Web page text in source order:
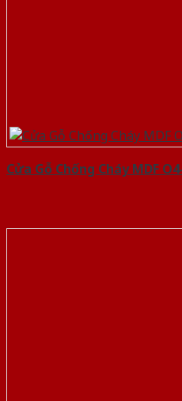
Cửa Gỗ Chống Cháy MDF